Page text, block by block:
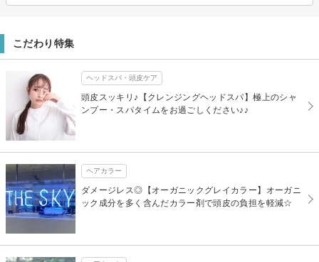
こだわり特集
ヘッドスパ・頭皮ケア
頭皮スッキリ♪【クレンジングヘッドスパ】極上のシャ
ンプー・スパタイムをお過ごしください♪♪
ヘアカラー
ダメージレス◎【オーガニックグレイカラー】オーガニ
ック成分を多く含んだカラー剤で頭皮の負担を軽減☆